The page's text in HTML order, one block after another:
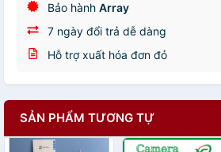
Bảo hành Array
7 ngày đổi trả dễ dàng
Hỗ trợ xuất hóa đơn đỏ
SẢN PHẨM TƯƠNG TỰ